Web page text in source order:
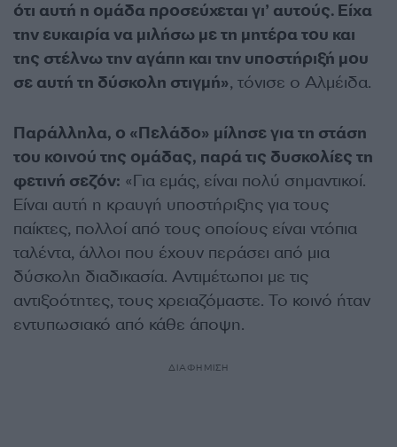
ότι αυτή η ομάδα προσεύχεται γι’ αυτούς. Είχα
την ευκαιρία να μιλήσω με τη μητέρα του και
της στέλνω την αγάπη και την υποστήριξή μου
σε αυτή τη δύσκολη στιγμή», τόνισε ο Αλμέιδα.
Παράλληλα, ο «Πελάδο» μίλησε για τη στάση
του κοινού της ομάδας, παρά τις δυσκολίες τη
φετινή σεζόν: «Για εμάς, είναι πολύ σημαντικοί.
Είναι αυτή η κραυγή υποστήριξης για τους
παίκτες, πολλοί από τους οποίους είναι ντόπια
ταλέντα, άλλοι που έχουν περάσει από μια
δύσκολη διαδικασία. Αντιμέτωποι με τις
αντιξοότητες, τους χρειαζόμαστε. Το κοινό ήταν
εντυπωσιακό από κάθε άποψη.
ΔΙΑΦΗΜΙΣΗ